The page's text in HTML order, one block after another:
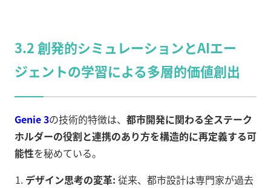
3.2 創発的シミュレーションとAIエー
ジェントの学習による多層的価値創出
Genie 3の技術的特徴は、 都市開発に関わる全ステーク
ホルダーの役割と連携のあり方を構造的に再定義する可
能性を秘めている。
デザイン思考の変革: 従来、都市設計は専門家が過去